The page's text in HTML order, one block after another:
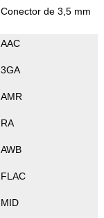
Conector de 3,5 mm
AAC
3GA
AMR
RA
AWB
FLAC
MID